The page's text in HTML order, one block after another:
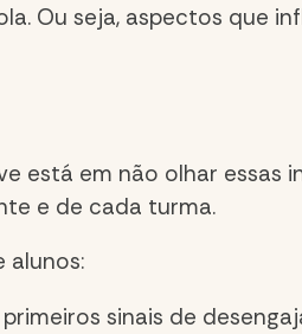
Ou seja, aspectos que
está em não olhar essas
e de cada turma.
alunos:
sinais de